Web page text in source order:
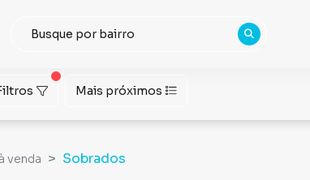
Mais próximos
à venda
Sobrados